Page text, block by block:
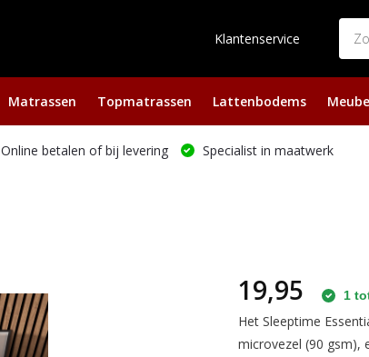
Klantenservice
Matrassen Topmatrassen Lattenbodems
Online betalen of bij levering
Specialist in maatwerk
19,95 1
Het Sleeptime
microvezel (90 gsm),